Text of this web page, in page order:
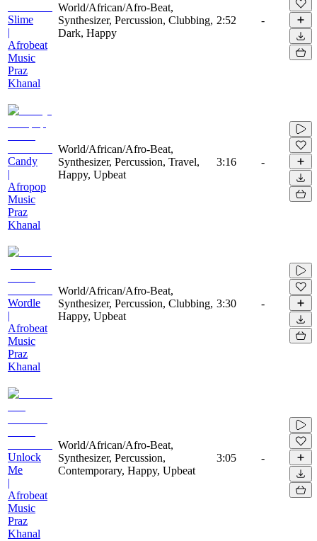
Slime
|
Afrobeat
Music
Praz
Khanal
World/African/Afro-Beat,
Synthesizer, Percussion, Clubbing,
Dark, Happy
2:52 -
Candy
|
Afropop
Music
Praz
Khanal
World/African/Afro-Beat,
Synthesizer, Percussion, Travel,
Happy, Upbeat
3:16 -
Wordle
|
Afrobeat
Music
Praz
Khanal
World/African/Afro-Beat,
Synthesizer, Percussion, Clubbing,
Happy, Upbeat
3:30 -
Unlock
Me
|
Afrobeat
Music
Praz
Khanal
World/African/Afro-Beat,
Synthesizer, Percussion,
Contemporary, Happy, Upbeat
3:05 -